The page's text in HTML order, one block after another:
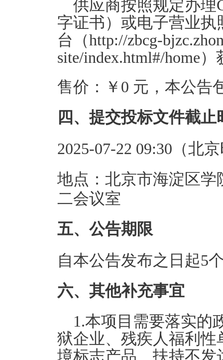
供应商按照规定办理
字证书）或电子营业
台（http://zbcg-
site/index.html#/home）
售价：￥0 元，本公告
四、提交投标文件截
2025-07-22 09:30（北
地点：北京市海淀区学
二会议室
五、公告期限
自本公告发布之日起5
六、其他补充事宜
1.本项目需要落实的
狱企业、残疾人福利
境标志产品、扶持不